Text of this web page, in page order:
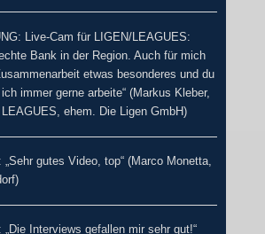
Live-Cam für LIGEN/LEAGUES:
Bank in der Region. Auch für mich
etwas besonderes und du
immer gerne arbeite“ (Markus Kleber,
ehem. Die Ligen GmbH)
„Sehr gutes Video, top“ (Marco Monetta,
„Die Interviews gefallen mir sehr gut!“